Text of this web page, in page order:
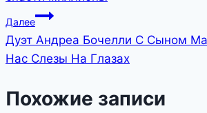
записям
Далее
Дуэт Андреа Бочелли С Сыном
Нас Слезы На Глазах
Похожие записи